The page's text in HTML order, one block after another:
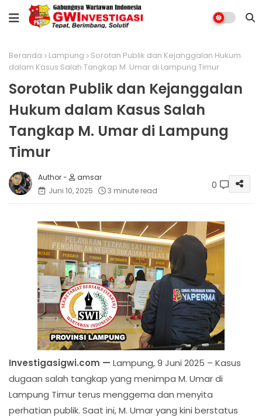
Beranda Lampung
Sorotan Publik dan Kejanggalan Hukum
dalam Kasus Salah Tangkap M. Umar di Lampung Timur
Sorotan Publik dan Kejanggalan
Hukum dalam Kasus Salah
Tangkap M. Umar di Lampung
Timur
amsar
Juni 10, 2025
3 minute read 0
Investigasigwi.com — Lampung, 9 Juni 2025 – Kasus
dugaan salah tangkap yang menimpa M. Umar di
Lampung Timur terus menggema dan menyita
perhatian publik. Saat ini, M. Umar yang kini berstatus